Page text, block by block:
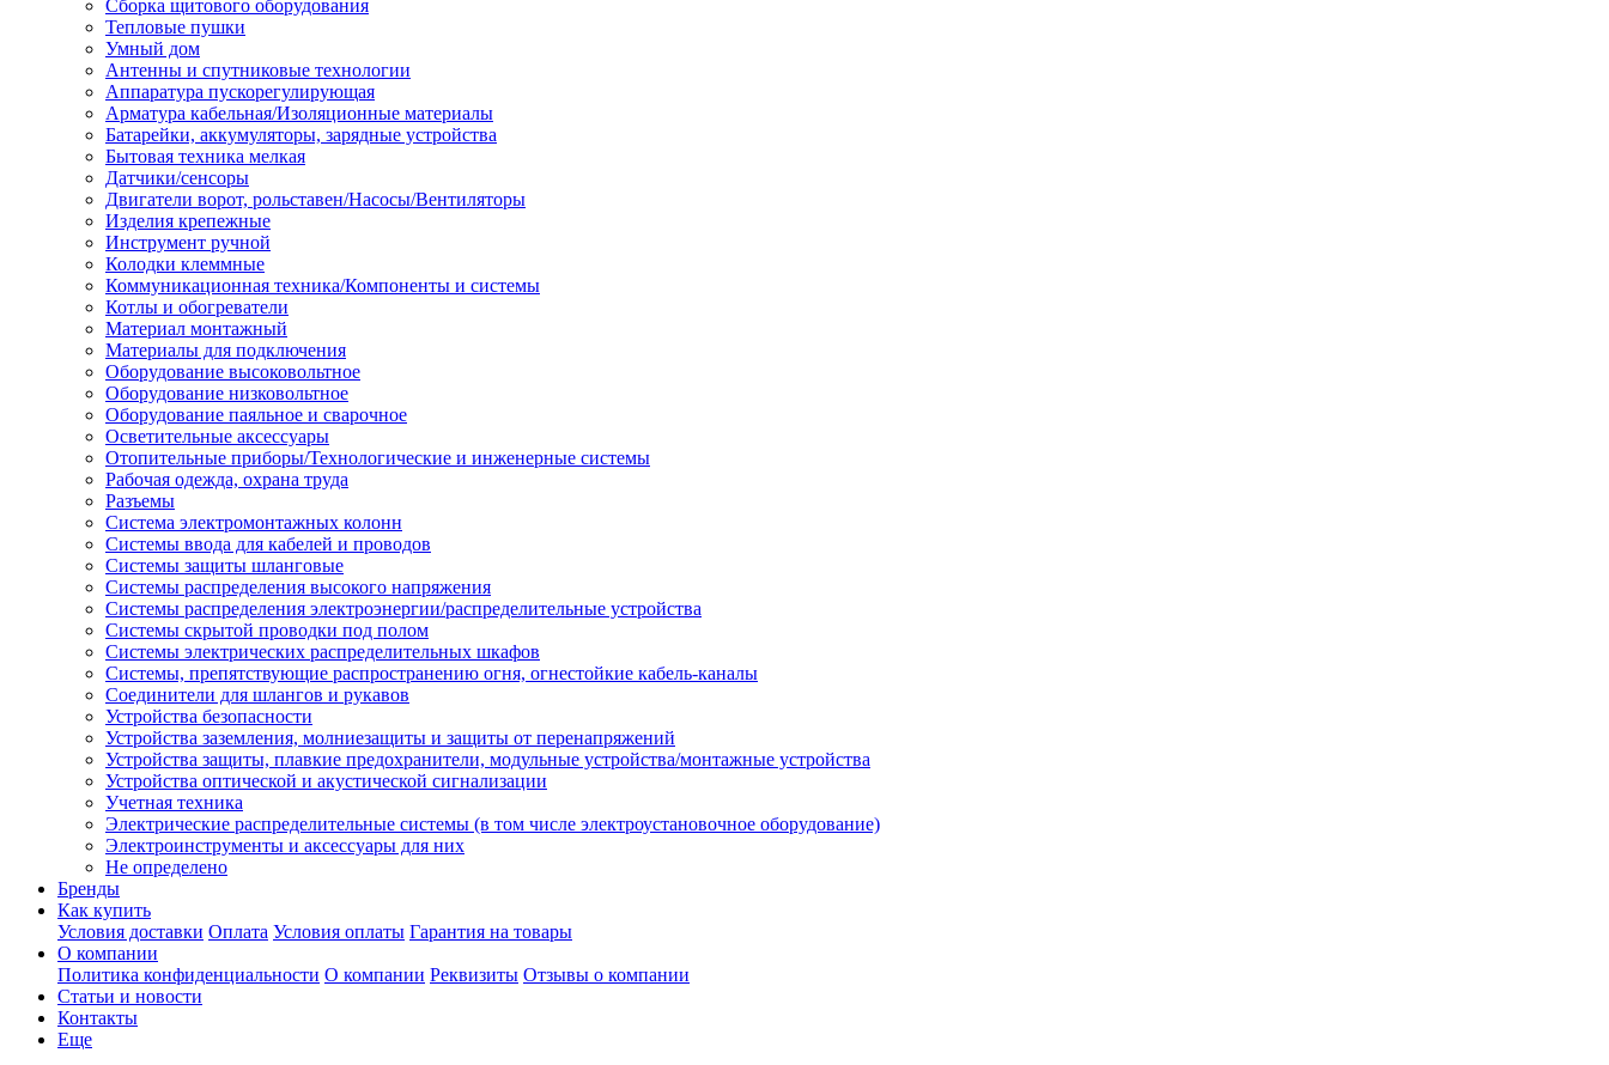
Сборка щитового оборудования
Тепловые пушки
Умный дом
Антенны и спутниковые технологии
Аппаратура пускорегулирующая
Арматура кабельная/Изоляционные материалы
Батарейки, аккумуляторы, зарядные устройства
Бытовая техника мелкая
Датчики/сенсоры
Двигатели ворот, рольставен/Насосы/Вентиляторы
Изделия крепежные
Инструмент ручной
Колодки клеммные
Коммуникационная техника/Компоненты и системы
Котлы и обогреватели
Материал монтажный
Материалы для подключения
Оборудование высоковольтное
Оборудование низковольтное
Оборудование паяльное и сварочное
Осветительные аксессуары
Отопительные приборы/Технологические и инженерные системы
Рабочая одежда, охрана труда
Разъемы
Система электромонтажных колонн
Системы ввода для кабелей и проводов
Системы защиты шланговые
Системы распределения высокого напряжения
Системы распределения электроэнергии/распределительные устройства
Системы скрытой проводки под полом
Системы электрических распределительных шкафов
Системы, препятствующие распространению огня, огнестойкие кабель-каналы
Соединители для шлангов и рукавов
Устройства безопасности
Устройства заземления, молниезащиты и защиты от перенапряжений
Устройства защиты, плавкие предохранители, модульные устройства/монтажные устройства
Устройства оптической и акустической сигнализации
Учетная техника
Электрические распределительные системы (в том числе электроустановочное оборудование)
Электроинструменты и аксессуары для них
Не определено
Бренды
Как купить
Условия доставки Оплата Условия оплаты Гарантия на товары
О компании
Политика конфиденциальности О компании Реквизиты Отзывы о компании
Статьи и новости
Контакты
Еще